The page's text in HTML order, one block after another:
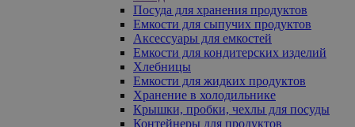
Посуда для хранения продуктов
Емкости для сыпучих продуктов
Аксессуары для емкостей
Емкости для кондитерских изделий
Хлебницы
Емкости для жидких продуктов
Хранение в холодильнике
Крышки, пробки, чехлы для посуды
Контейнеры для продуктов